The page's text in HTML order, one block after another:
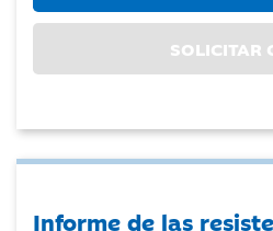
SOLICITAR
Informe de las